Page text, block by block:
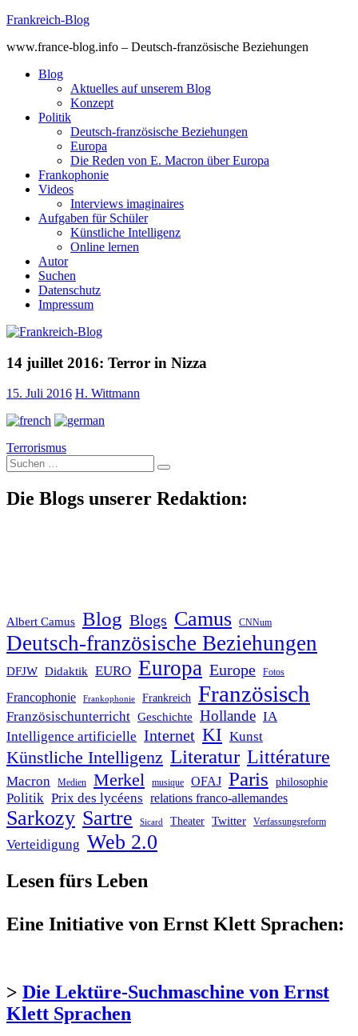
Skip
content
Frankreich-Blog
www.france-blog.info – Deutsch-französische Beziehungen
Blog
Aktuelles auf unserem Blog
Konzept
Politik
Deutsch-französische Beziehungen
Europa
Die Reden von E. Macron über Europa
Frankophonie
Videos
Interviews imaginaires
Aufgaben für Schüler
Künstliche Intelligenz
Online lernen
Autor
Suchen
Datenschutz
Impressum
14 juillet 2016: Terror in Nizza
15. Juli 2016 H. Wittmann
Terrorismus
Suche
nach:
Die Blogs unserer Redaktion:
Albert Camus Blog Blogs Camus CNNum
Deutsch-französische Beziehungen
DFJW Didaktik EURO Europa Europe Fotos
Francophonie Frankophonie Frankreich Französisch
Französischunterricht Geschichte Hollande IA
Intelligence artificielle Internet KI Kunst
Künstliche Intelligenz Literatur Littérature
Macron Medien Merkel musique OFAJ Paris philosophie
Politik Prix des lycéens relations franco-allemandes
Sarkozy Sartre Sicard Theater Twitter Verfassungsreform
Verteidigung Web 2.0
Lesen fürs Leben
Eine Initiative von Ernst Klett Sprachen:
> Die Lektüre-Suchmaschine von Ernst
Klett Sprachen